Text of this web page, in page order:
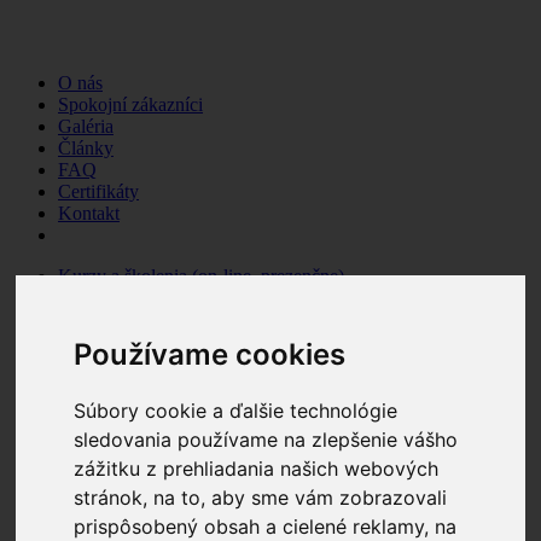
Používame cookies
Súbory cookie a ďalšie technológie
sledovania používame na zlepšenie vášho
zážitku z prehliadania našich webových
stránok, na to, aby sme vám zobrazovali
prispôsobený obsah a cielené reklamy, na
O nás
Spokojní zákazníci
Galéria
Články
FAQ
Certifikáty
Kontakt
Kurzy a školenia (on-line, prezenčne)
Kurzy zadarmo
E-learning eibp
Bezpečnosť a ochrana zdravia pri práci (BOZP)
Ochrana pred požiarmi
Pracovná zdravotná služba
Civilná ochrana
Koordinácia bezpečnosti na stavenisku
BOZP a PO SKZL
Kontroly na alkohol - Dräger